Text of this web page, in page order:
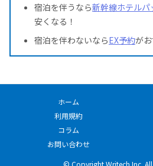
宿泊を伴うなら新幹線ホテルパ
安くなる！
宿泊を伴わないならEX予約がお
ホーム
利用規約
コラム
お問い合わせ